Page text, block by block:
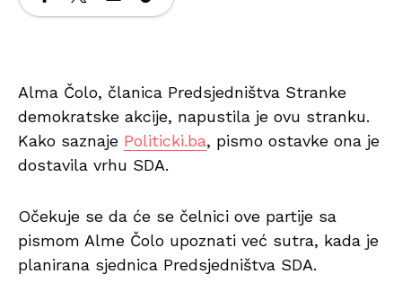
Alma Čolo, članica Predsjedništva Stranke
demokratske akcije, napustila je ovu stranku.
Kako saznaje Politicki.ba, pismo ostavke ona je
dostavila vrhu SDA.
Očekuje se da će se čelnici ove partije sa
pismom Alme Čolo upoznati već sutra, kada je
planirana sjednica Predsjedništva SDA.